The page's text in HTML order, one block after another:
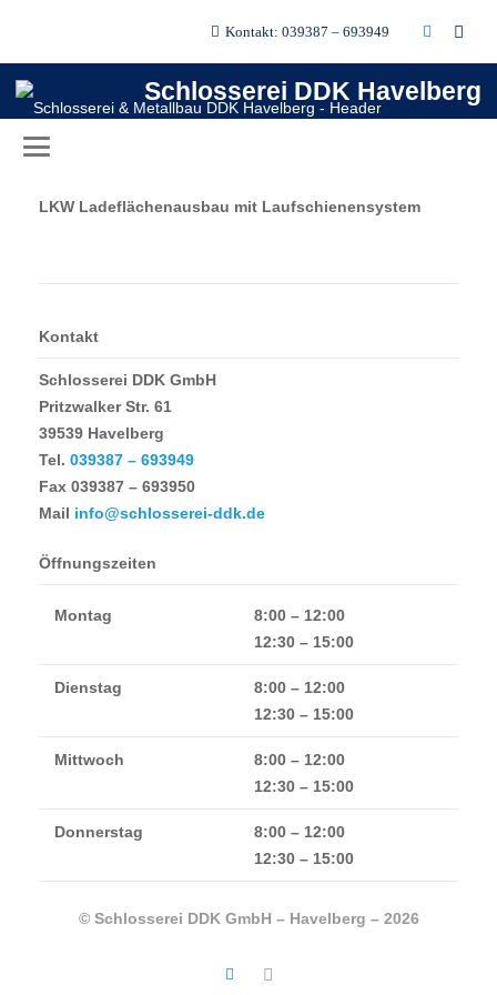
Kontakt: 039387 – 693949
Schlosserei DDK Havelberg
LKW Ladeflächenausbau mit
Laufschienensystem
LKW Ladeflächenausbau mit Laufschienensystem
LKW Ladeflächenausbau mit Laufschienensystem
Kontakt
Schlosserei DDK GmbH
Pritzwalker Str. 61
39539 Havelberg
Tel. 039387 – 693949
Fax 039387 – 693950
Mail info@schlosserei-ddk.de
Öffnungszeiten
Montag
8:00 – 12:00
12:30 – 15:00
Dienstag
8:00 – 12:00
12:30 – 15:00
Mittwoch
8:00 – 12:00
12:30 – 15:00
Donnerstag
8:00 – 12:00
12:30 – 15:00
© Schlosserei DDK GmbH – Havelberg – 2026